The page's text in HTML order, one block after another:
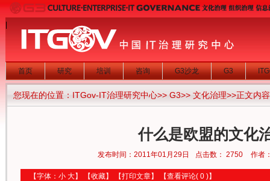
首页 研究 培训 咨询 G3沙龙 G3
您现在的位置： ITGov-IT治理研究中心>> G3>> 文化治理>>正文内容
什么是欧盟的文化
发布时间：2011年01月29日 点击数： 2750 作者
【字体： 小 大】 【收藏】 【打印文章】 【查看评论( 0 )】